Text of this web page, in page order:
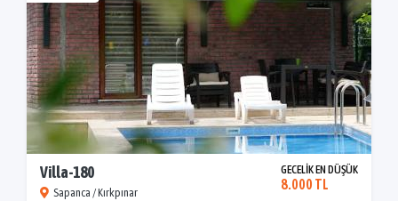
Villa-180
Sapanca / Kırkpınar
GECELİK EN DÜŞÜK
8.000 TL